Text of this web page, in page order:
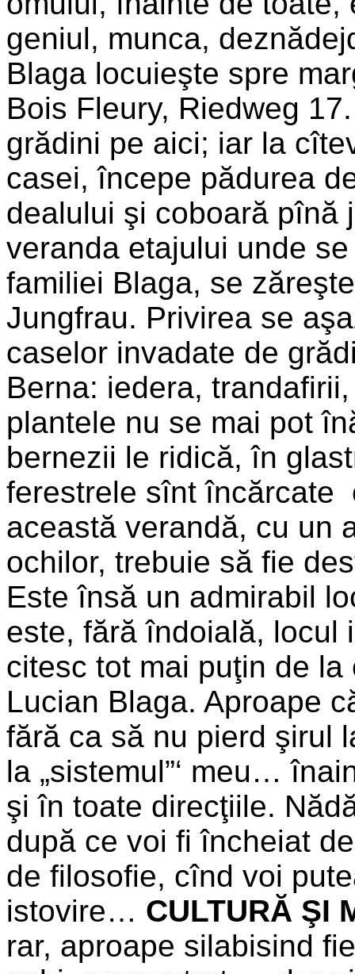
geniul, munca,
Blaga locuieşte spre
Bois Fleury, Riedweg
grădini pe aici; iar la
casei, începe pădurea
dealului şi coboară pînă
veranda etajului unde
familiei Blaga, se
Jungfrau. Privirea se
caselor invadate de
Berna: iedera,
plantele nu se mai pot
bernezii le ridică, în
ferestrele sînt
această verandă, cu un
ochilor, trebuie să fie
Este însă un admi­rabil
este, fără îndoială,
citesc tot mai puţin de
Lucian Blaga. Aproape
fără ca să nu pierd şirul
la „sistemul”‘ meu…
şi în toate direcţiile.
după ce voi fi încheiat
de filosofie, cînd voi
istovire… CULTURĂ ŞI
rar, aproape silabisind